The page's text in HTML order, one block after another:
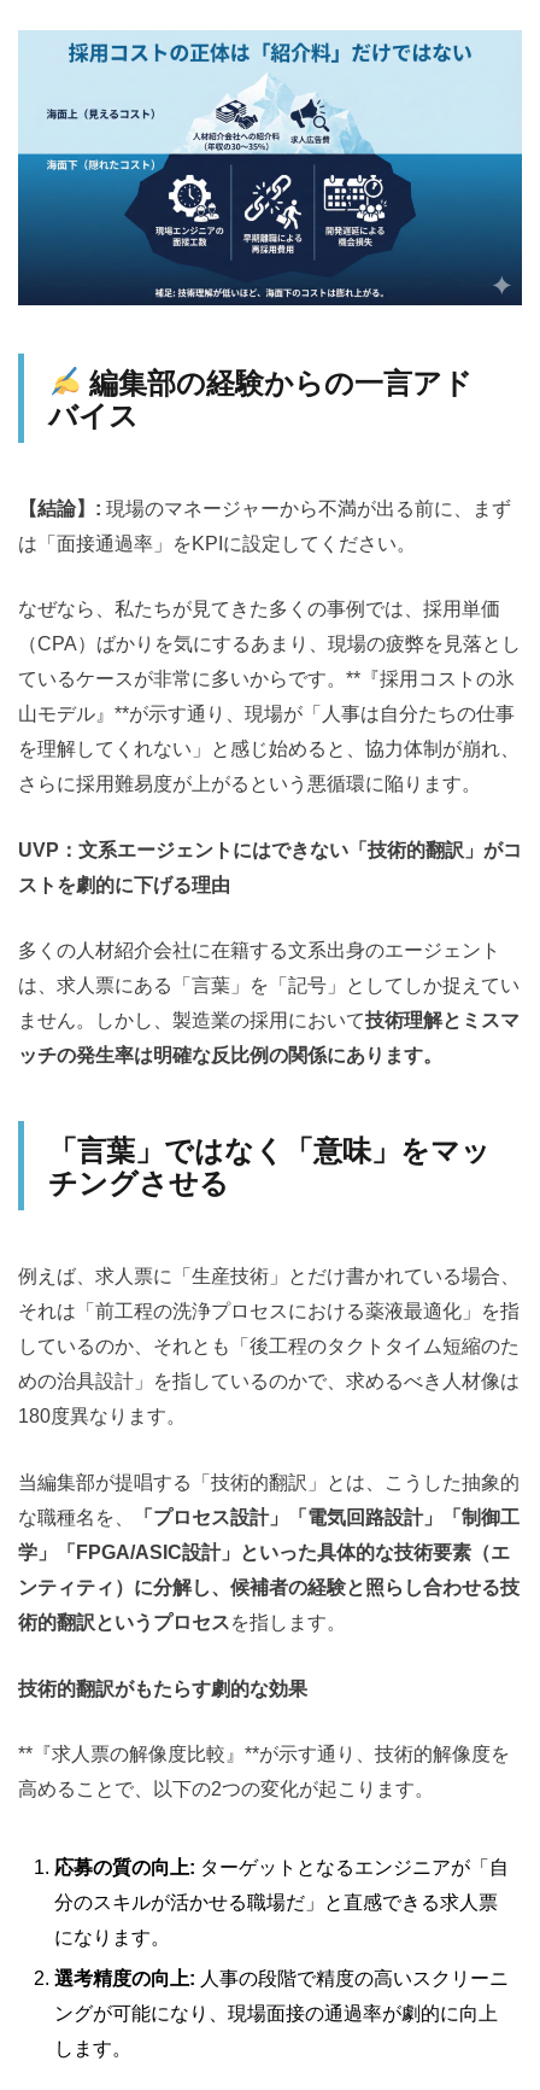
編集部の経験からの一言アド
バイス
【結論】: 現場のマネージャーから不満が出る前に、まず
は「面接通過率」をKPIに設定してください。
なぜなら、私たちが見てきた多くの事例では、採用単価
（CPA）ばかりを気にするあまり、現場の疲弊を見落とし
ているケースが非常に多いからです。**『採用コストの氷
山モデル』**が示す通り、現場が「人事は自分たちの仕事
を理解してくれない」と感じ始めると、協力体制が崩れ、
さらに採用難易度が上がるという悪循環に陥ります。
UVP ：文系エージェントにはできない「技術的翻訳」がコ
ストを劇的に下げる理由
多くの人材紹介会社に在籍する文系出身のエージェント
は、求人票にある「言葉」を「記号」としてしか捉えてい
ません。しかし、製造業の採用において技術理解とミスマ
ッチの発生率は明確な反比例の関係にあります。
「言葉」ではなく「意味」をマッ
チングさせる
例えば、求人票に「生産技術」とだけ書かれている場合、
それは「前工程の洗浄プロセスにおける薬液最適化」を指
しているのか、それとも「後工程のタクトタイム短縮のた
めの治具設計」を指しているのかで、求めるべき人材像は
180度異なります。
当編集部が提唱する「技術的翻訳」とは、こうした抽象的
な職種名を、
「プロセス設計」「電気回路設計」「制御工
学」「FPGA/ASIC設計」といった具体的な技術要素（エ
ンティティ）に分解し、候補者の経験と照らし合わせる技
術的翻訳というプロセスを指します。
技術的翻訳がもたらす劇的な効果
**『求人票の解像度比較』**が示す通り、技術的解像度を
高めることで、以下の2つの変化が起こります。
応募の質の向上: ターゲットとなるエンジニアが「自
分のスキルが活かせる職場だ」と直感できる求人票
になります。
選考精度の向上: 人事の段階で精度の高いスクリーニ
ングが可能になり、現場面接の通過率が劇的に向上
します。